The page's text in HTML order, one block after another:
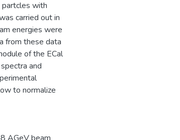
partcles with
carried out in
energies were
from these data
of the ECal
and
to normalize